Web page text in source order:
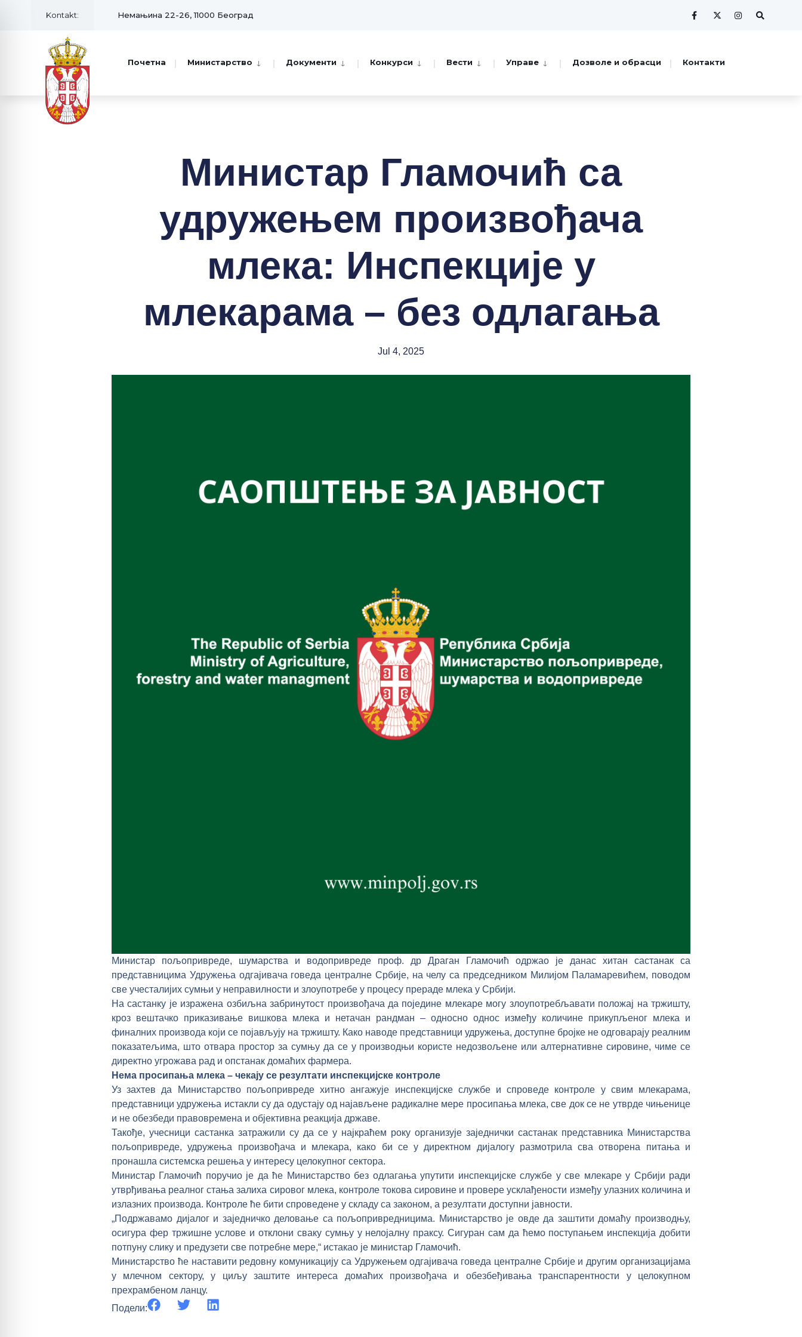
Kontakt: Немањина 22-26, 11000 Београд
Почетна Министарство Документи Конкурси Вести Управе Дозволе и обрасци Контакти
Министар Гламочић са
удружењем произвођача
млека: Инспекције у
млекарама – без одлагања
Jul 4, 2025
Министар пољопривреде, шумарства и водопривреде проф. др Драган Гламочић одржао је данас хитан састанак са
представницима Удружења одгајивача говеда централне Србије, на челу са председником Милијом Паламаревићем, поводом
све учесталијих сумњи у неправилности и злоупотребе у процесу прераде млека у Србији.
На састанку је изражена озбиљна забринутост произвођача да поједине млекаре могу злоупотребљавати положај на тржишту,
кроз вештачко приказивање вишкова млека и нетачан рандман – односно однос између количине прикупљеног млека и
финалних производа који се појављују на тржишту. Како наводе представници удружења, доступне бројке не одговарају реалним
показатељима, што отвара простор за сумњу да се у производњи користе недозвољене или алтернативне сировине, чиме се
директно угрожава рад и опстанак домаћих фармера.
Нема просипања млека – чекају се резултати инспекцијске контроле
Уз захтев да Министарство пољопривреде хитно ангажује инспекцијске службе и спроведе контроле у свим млекарама,
представници удружења истакли су да одустају од најављене радикалне мере просипања млека, све док се не утврде чињенице
и не обезбеди правовремена и објективна реакција државе.
Такође, учесници састанка затражили су да се у најкраћем року организује заједнички састанак представника Министарства
пољопривреде, удружења произвођача и млекара, како би се у директном дијалогу размотрила сва отворена питања и
пронашла системска решења у интересу целокупног сектора.
Министар Гламочић поручио је да ће Министарство без одлагања упутити инспекцијске службе у све млекаре у Србији ради
утврђивања реалног стања залиха сировог млека, контроле токова сировине и провере усклађености између улазних количина и
излазних производа. Контроле ће бити спроведене у складу са законом, а резултати доступни јавности.
„Подржавамо дијалог и заједничко деловање са пољопривредницима. Министарство је овде да заштити домаћу производњу,
осигура фер тржишне услове и отклони сваку сумњу у нелојалну праксу. Сигуран сам да ћемо поступањем инспекција добити
потпуну слику и предузети све потребне мере,“ истакао је министар Гламочић.
Министарство ће наставити редовну комуникацију са Удружењем одгајивача говеда централне Србије и другим организацијама
у млечном сектору, у циљу заштите интереса домаћих произвођача и обезбеђивања транспарентности у целокупном
прехрамбеном ланцу.
Подели: